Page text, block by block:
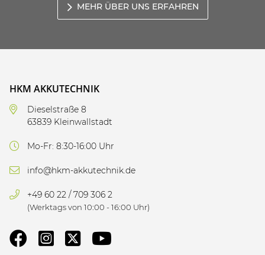
MEHR ÜBER UNS ERFAHREN
HKM AKKUTECHNIK
Dieselstraße 8
63839 Kleinwallstadt
Mo-Fr: 8:30-16:00 Uhr
info@hkm-akkutechnik.de
+49 60 22 / 709 306 2
(Werktags von 10:00 - 16:00 Uhr)